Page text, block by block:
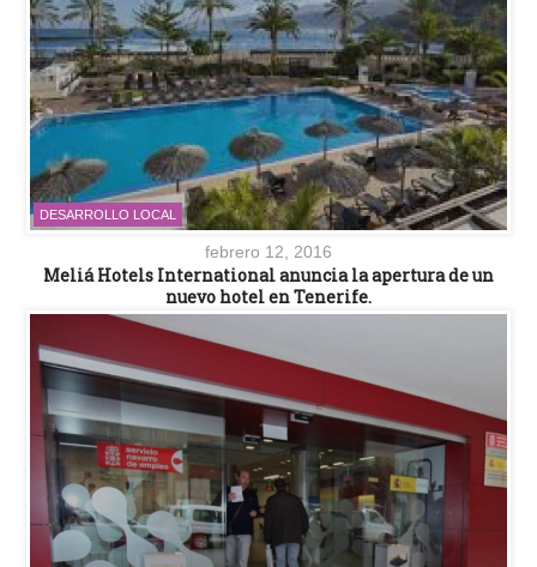
DESARROLLO LOCAL
febrero 12, 2016
Meliá Hotels International anuncia la apertura de un
nuevo hotel en Tenerife.